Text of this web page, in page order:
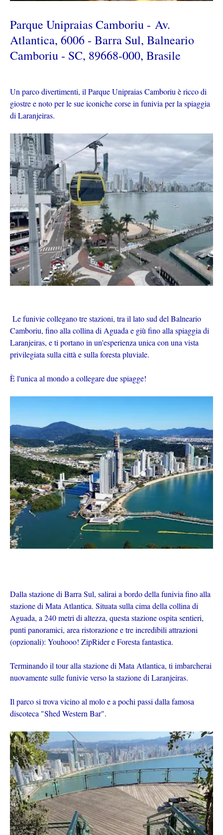
Parque Unipraias Camboriu - Av.
Atlantica, 6006 - Barra Sul, Balneario
Camboriu - SC, 89668-000, Brasile
Un parco divertimenti, il Parque Unipraias Camboriu è ricco di
giostre e noto per le sue iconiche corse in funivia per la spiaggia
di Laranjeiras.
Le funivie collegano tre stazioni, tra il lato sud del Balneario
Camboriu, fino alla collina di Aguada e giù fino alla spiaggia di
Laranjeiras, e ti portano in un'esperienza unica con una vista
privilegiata sulla città e sulla foresta pluviale.
È l'unica al mondo a collegare due spiagge!
Dalla stazione di Barra Sul, salirai a bordo della funivia fino alla
stazione di Mata Atlantica. Situata sulla cima della collina di
Aguada, a 240 metri di altezza, questa stazione ospita sentieri,
punti panoramici, area ristorazione e tre incredibili attrazioni
(opzionali): Youhooo! ZipRider e Foresta fantastica.
Terminando il tour alla stazione di Mata Atlantica, ti imbarcherai
nuovamente sulle funivie verso la stazione di Laranjeiras.
Il parco si trova vicino al molo e a pochi passi dalla famosa
discoteca "Shed Western Bar".